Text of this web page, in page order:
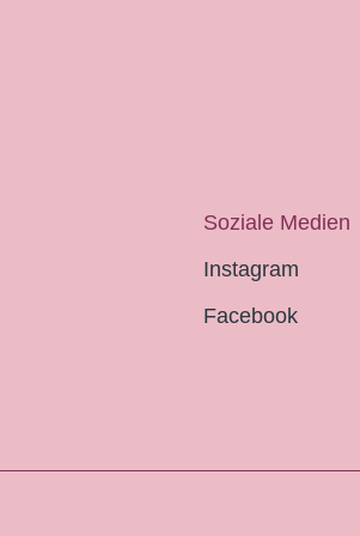
Soziale Medien
Instagram
Facebook